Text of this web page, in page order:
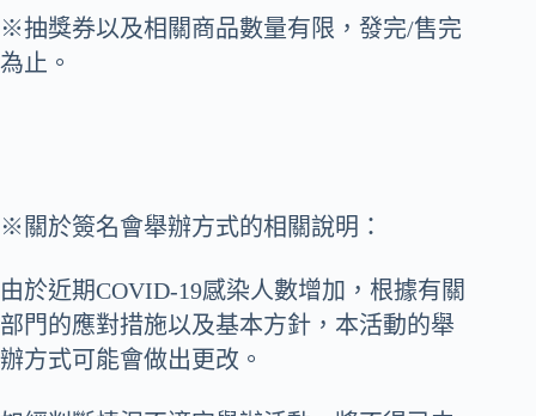
※抽獎券以及相關商品數量有限，發完/售完
為止。
※關於簽名會舉辦方式的相關說明：
由於近期COVID-19感染人數增加，根據有關
部門的應對措施以及基本方針，本活動的舉
辦方式可能會做出更改。